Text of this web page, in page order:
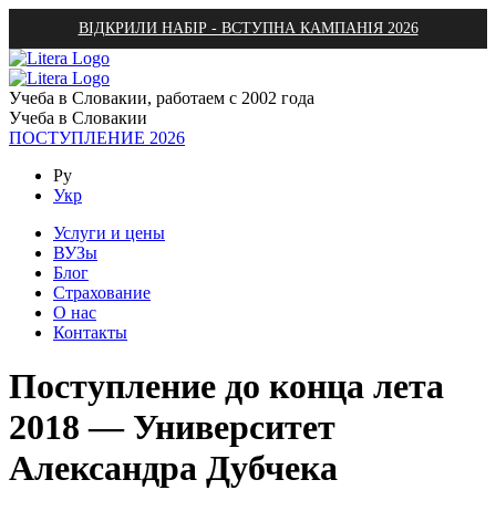
ВІДКРИЛИ НАБІР - ВСТУПНА КАМПАНІЯ 2026
Учеба в Словакии, работаем с 2002 года
Учеба в Словакии
ПОСТУПЛЕНИЕ 2026
Ру
Укр
Услуги и цены
ВУЗы
Блог
Страхование
О нас
Контакты
Поступление до конца лета
2018 — Университет
Александра Дубчека